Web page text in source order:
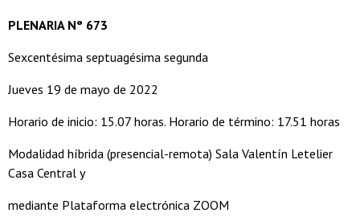
PLENARIA N° 673
Sexcentésima septuagésima segunda
Jueves 19 de mayo de 2022
Horario de inicio: 15.07 horas. Horario de término: 17.51 horas
Modalidad híbrida (presencial-remota) Sala Valentín Letelier
Casa Central y
mediante Plataforma electrónica ZOOM